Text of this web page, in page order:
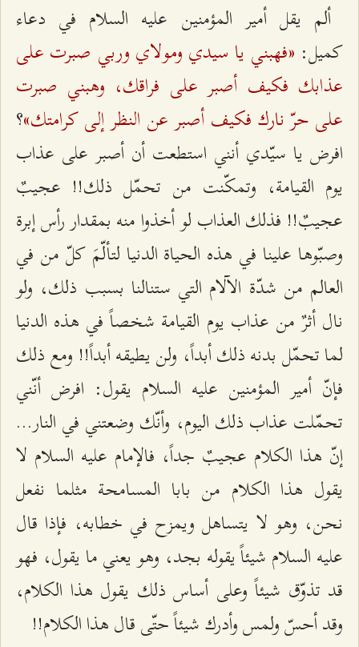
ألم يقل أمير المؤمنين عليه السلام في دعاء
كميل: «فهبني يا سيدي ومولاي وربي صبرت على
عذابك فكيف أصبر على فراقك، وهبني صبرت
على حرّ نارك فكيف أصبر عن النظر إلى كرامتك»؟
افرض يا سيّدي أنني استطعت أن أصبر على عذاب
يوم القيامة، وتمكّنت من تحمّل ذلك!! عجيبٌ
عجيبٌ!! فذلك العذاب لو أخذوا منه بمقدار رأس إبرة
وصبّوها علينا في هذه الحياة الدنيا لتألّمَ كلّ من في
العالم من شدّة الآلام التي ستنالنا بسبب ذلك، ولو
نال أثرٌ من عذاب يوم القيامة شخصاً في هذه الدنيا
لما تحمّل بدنه ذلك أبداً، ولن يطيقه أبداً!! ومع ذلك
فإنّ أمير المؤمنين عليه السلام يقول: افرض أنّني
تحمّلت عذاب ذلك اليوم، وأنّك وضعتني في النار...
إنّ هذا الكلام عجيبٌ جداً، فالإمام عليه السلام لا
يقول هذا الكلام من بابا المسامحة مثلما نفعل
نحن، وهو لا يتساهل ويمزح في خطابه، فإذا قال
عليه السلام شيئاً يقوله بجد، وهو يعني ما يقول، فهو
قد تذوّق شيئاً وعلى أساس ذلك يقول هذا الكلام،
وقد أحسّ ولمس وأدرك شيئاً حتّى قال هذا الكلام!!